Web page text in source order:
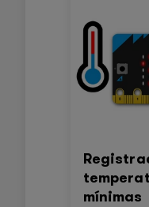
mínimas